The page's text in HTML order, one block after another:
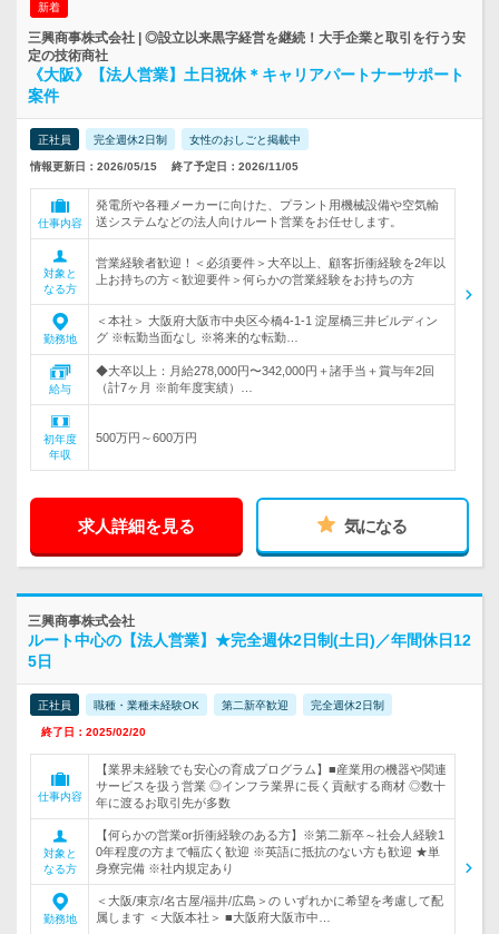
新着
三興商事株式会社 | ◎設立以来黒字経営を継続！大手企業と取引を行う安
定の技術商社
《大阪》【法人営業】土日祝休＊キャリアパートナーサポート
案件
正社員 完全週休2日制 女性のおしごと掲載中
情報更新日：2026/05/15 終了予定日：2026/11/05
仕事内容
発電所や各種メーカーに向けた、プラント用機械設備や空気輸
送システムなどの法人向けルート営業をお任せします。
対象と
なる方
営業経験者歓迎！＜必須要件＞大卒以上、顧客折衝経験を2年以
上お持ちの方＜歓迎要件＞何らかの営業経験をお持ちの方
勤務地
＜本社＞ 大阪府大阪市中央区今橋4-1-1 淀屋橋三井ビルディン
グ ※転勤当面なし ※将来的な転勤…
給与
◆大卒以上：月給278,000円〜342,000円＋諸手当＋賞与年2回
（計7ヶ月 ※前年度実績）…
初年度
年収
500万円～600万円
求人詳細を見る 気になる
三興商事株式会社
ルート中心の【法人営業】★完全週休2日制(土日)／年間休日12
5日
正社員 職種・業種未経験OK 第二新卒歓迎 完全週休2日制
終了日：2025/02/20
仕事内容
【業界未経験でも安心の育成プログラム】■産業用の機器や関連
サービスを扱う営業 ◎インフラ業界に長く貢献する商材 ◎数十
年に渡るお取引先が多数
対象と
なる方
【何らかの営業or折衝経験のある方】※第二新卒～社会人経験1
0年程度の方まで幅広く歓迎 ※英語に抵抗のない方も歓迎 ★単
身寮完備 ※社内規定あり
勤務地
＜大阪/東京/名古屋/福井/広島＞の いずれかに希望を考慮して配
属します ＜大阪本社＞ ■大阪府大阪市中…